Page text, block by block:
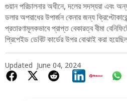
Chia
গুয়ান পরিচালনার অধীনে, দলের সদস্যরা এবং
ডলার অপরাধের উপার্জন কেনার জন্য
প্রতারণামূলকভাবে প্রাপ্ত বেকারত্ব বীমা
প্রিপেইড ডেবিট কার্ডের উপর বোঝাই করা
Updated June 04, 2024